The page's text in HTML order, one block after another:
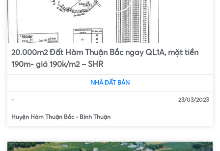
20.000m2 Đất Hàm Thuận Bắc ngay QL1A, mặt tiền
190m- giá 190k/m2 – SHR
NHÀ ĐẤT BÁN
- 23/03/2023
Huyện Hàm Thuận Bắc - Bình Thuận